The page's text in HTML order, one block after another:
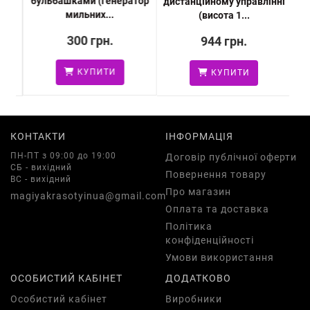
мильних...
300 грн.
КУПИТИ
(висота 1...
944 грн.
КУПИТИ
КОНТАКТИ
ПН-ПТ з 09:00 до 19:00
СБ - вихідний
ВС - вихідний
magiyakrasotyinua@gmail.com
ІНФОРМАЦІЯ
Договір публічної оферти
Повернення товару
Про магазин
Оплата та доставка
Політика
конфіденційності
Умови використання
ОСОБИСТИЙ КАБІНЕТ
Особистий кабінет
ДОДАТКОВО
Виробники